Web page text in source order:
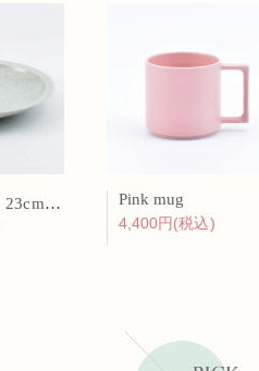
リムプレート 23cm 呉須散
Pink mug
4,400円(税込)